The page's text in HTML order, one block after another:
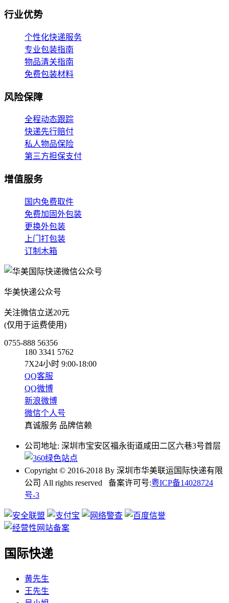
行业优势
个性化快递服务
专业包装指南
物品清关指南
免费包装材料
风险保障
全程动态跟踪
快递先行赔付
私人物品保险
第三方担保支付
增值服务
国内免费取件
免费加固外包装
更换外包装
上门打包装
订制木箱
华美快递公众号
关注微信立送20元
(仅用于运费使用)
0755-888 56356
180 3341 5762
7X24小时 9:00-18:00
QQ客服
QQ微博
新浪微博
微信个人号
真诚服务 品牌信赖
公司地址: 深圳市宝安区福永街道咸田二区六巷3号首层
Copyright © 2016-2018 By 深圳市华美联运国际快递有限
公司 All rights reserved 备案许可号:粤ICP备14028724
号-3
国际快递
黄先生
王先生